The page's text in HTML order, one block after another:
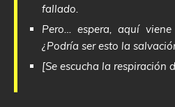
fallado.
Pero… espera, aquí
¿Podría ser esto la
[Se escucha la respiración